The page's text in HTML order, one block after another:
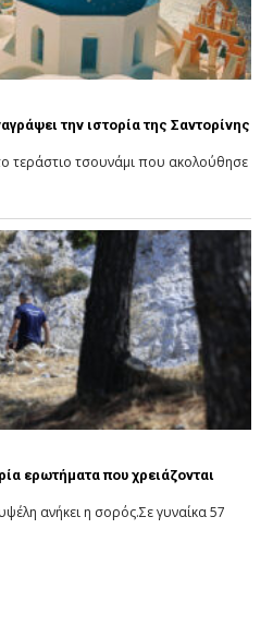
την ιστορία της Σαντορίνης
τεράστιο τσουνάμι που ακολούθησε
ερωτήματα που χρειάζονται
ανήκει η σορός.Σε γυναίκα 57